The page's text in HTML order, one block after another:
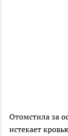
Отомстила за
истекает